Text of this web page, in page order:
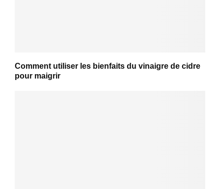
Comment utiliser les bienfaits du vinaigre de cidre
pour maigrir